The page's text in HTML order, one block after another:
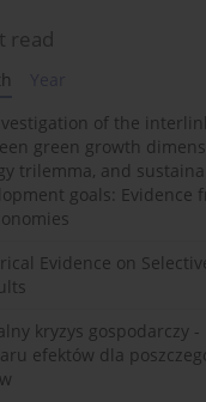
read
of the
green growth
trilemma, and
goals: Evidence
Evidence on
kryzys gospodarczy -
efektów dla